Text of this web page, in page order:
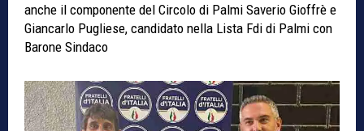
anche il componente del Circolo di Palmi Saverio Gioffrè e
Giancarlo Pugliese, candidato nella Lista Fdi di Palmi con
Barone Sindaco